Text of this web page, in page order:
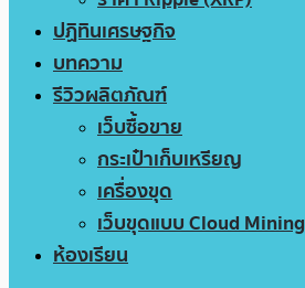
ปฏิทินเศรษฐกิจ
บทความ
รีวิวผลิตภัณฑ์
เว็บซื้อขาย
กระเป๋าเก็บเหรียญ
เครื่องขุด
เว็บขุดแบบ Cloud Mining
ห้องเรียน